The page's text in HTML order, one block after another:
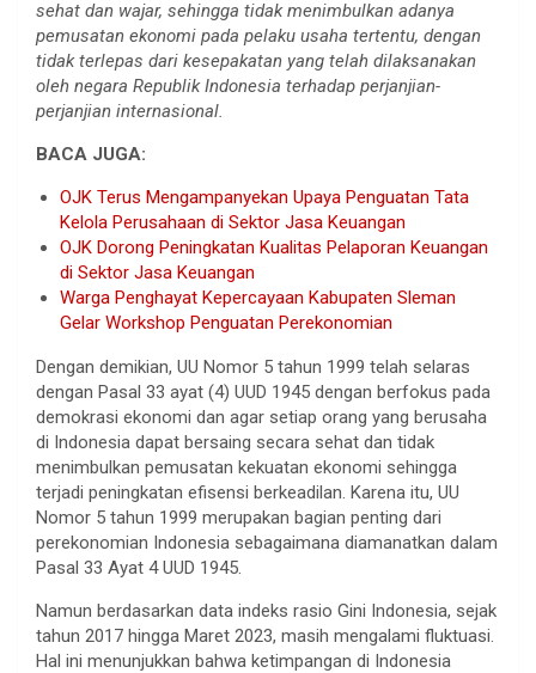
sehat dan wajar, sehingga tidak menimbulkan adanya
pemusatan ekonomi pada pelaku usaha tertentu, dengan
tidak terlepas dari kesepakatan yang telah dilaksanakan
oleh negara Republik Indonesia terhadap perjanjian-
perjanjian internasional.
BACA JUGA:
OJK Terus Mengampanyekan Upaya Penguatan Tata
Kelola Perusahaan di Sektor Jasa Keuangan
OJK Dorong Peningkatan Kualitas Pelaporan Keuangan
di Sektor Jasa Keuangan
Warga Penghayat Kepercayaan Kabupaten Sleman
Gelar Workshop Penguatan Perekonomian
Dengan demikian, UU Nomor 5 tahun 1999 telah selaras
dengan Pasal 33 ayat (4) UUD 1945 dengan berfokus pada
demokrasi ekonomi dan agar setiap orang yang berusaha
di Indonesia dapat bersaing secara sehat dan tidak
menimbulkan pemusatan kekuatan ekonomi sehingga
terjadi peningkatan efisensi berkeadilan. Karena itu, UU
Nomor 5 tahun 1999 merupakan bagian penting dari
perekonomian Indonesia sebagaimana diamanatkan dalam
Pasal 33 Ayat 4 UUD 1945.
Namun berdasarkan data indeks rasio Gini Indonesia, sejak
tahun 2017 hingga Maret 2023, masih mengalami fluktuasi.
Hal ini menunjukkan bahwa ketimpangan di Indonesia